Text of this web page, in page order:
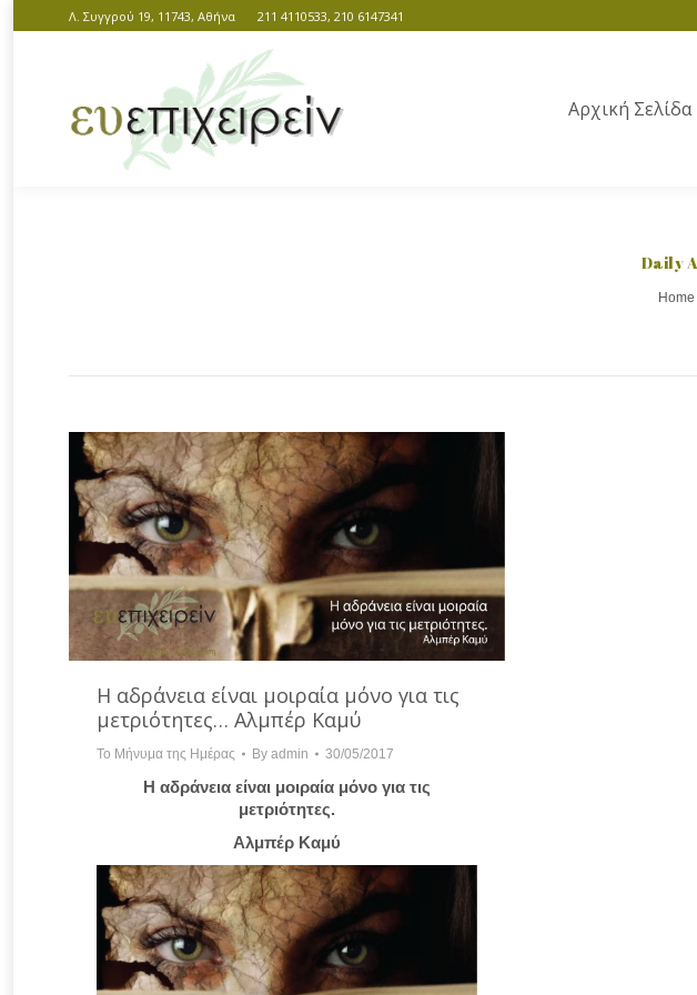
Λ. Συγγρού 19, 11743, Αθήνα 211 4110533, 210 6147341
Αρχική Σελίδα
Daily
Home
Η αδράνεια είναι μοιραία μόνο για τις
μετριότητες… Αλμπέρ Καμύ
Το Μήνυμα της Ημέρας By admin 30/05/2017
Η αδράνεια είναι μοιραία μόνο για τις
μετριότητες.
Αλμπέρ Καμύ